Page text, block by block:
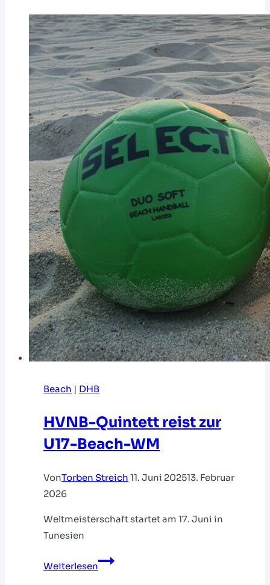
STARTET
IN
BREMEN
Beach | DHB
HVNB-Quintett reist zur
U17-Beach-WM
VonTorben Streich 11. Juni 202513. Februar
2026
Weltmeisterschaft startet am 17. Juni in
Tunesien
Weiterlesen
HVNB-